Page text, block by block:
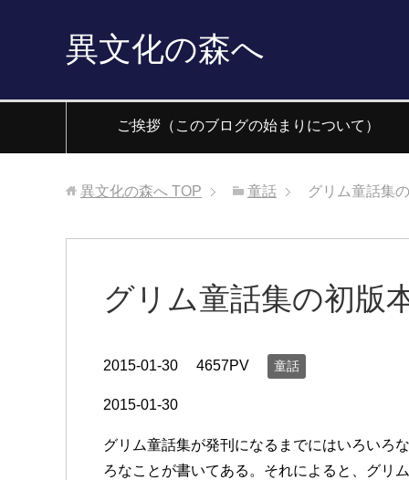
異文化の森へ
ご挨拶（このブログの始まりについて）
異文化の森へ TOP 童話 グリム童話集
グリム童話集の初版
2015-01-30 4657PV 童話
2015-01-30
グリム童話集が発刊になるまでにはいろいろ
ろなことが書いてある。それによると、グリ